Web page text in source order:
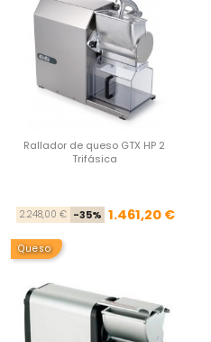
Rallador de queso GTX HP 2
Trifásica
Precio
2.248,00 € -35% Precio
1.461,20 €
Queso